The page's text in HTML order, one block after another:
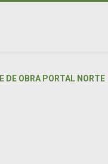
DE OBRA PORTAL NORTE